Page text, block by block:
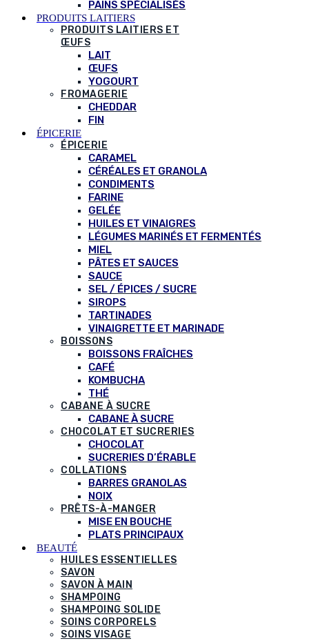
PAINS SPÉCIALISÉS
PRODUITS LAITIERS
PRODUITS LAITIERS ET
ŒUFS
LAIT
ŒUFS
YOGOURT
FROMAGERIE
CHEDDAR
FIN
ÉPICERIE
ÉPICERIE
CARAMEL
CÉRÉALES ET GRANOLA
CONDIMENTS
FARINE
GELÉE
HUILES ET VINAIGRES
LÉGUMES MARINÉS ET FERMENTÉS
MIEL
PÂTES ET SAUCES
SAUCE
SEL / ÉPICES / SUCRE
SIROPS
TARTINADES
VINAIGRETTE ET MARINADE
BOISSONS
BOISSONS FRAÎCHES
CAFÉ
KOMBUCHA
THÉ
CABANE À SUCRE
CABANE À SUCRE
CHOCOLAT ET SUCRERIES
CHOCOLAT
SUCRERIES D’ÉRABLE
COLLATIONS
BARRES GRANOLAS
NOIX
PRÊTS-À-MANGER
MISE EN BOUCHE
PLATS PRINCIPAUX
BEAUTÉ
HUILES ESSENTIELLES
SAVON
SAVON À MAIN
SHAMPOING
SHAMPOING SOLIDE
SOINS CORPORELS
SOINS VISAGE